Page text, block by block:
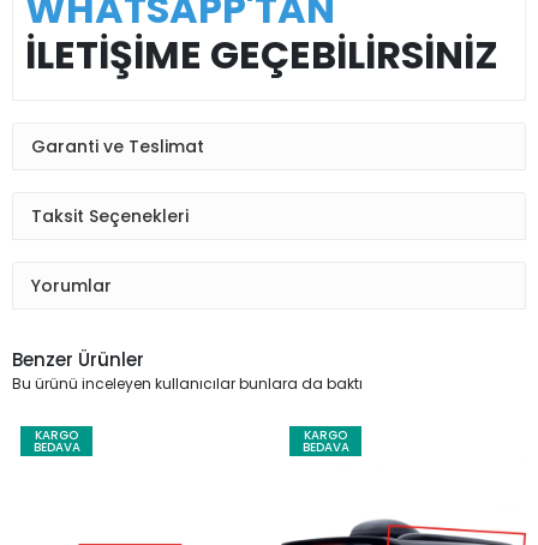
İLETİŞİME GEÇEBİLİRSİNİZ
Garanti ve Teslimat
Taksit Seçenekleri
Yorumlar
Benzer Ürünler
Bu ürünü inceleyen kullanıcılar bunlara da baktı
KARGO
BEDAVA
KARGO
BEDAVA